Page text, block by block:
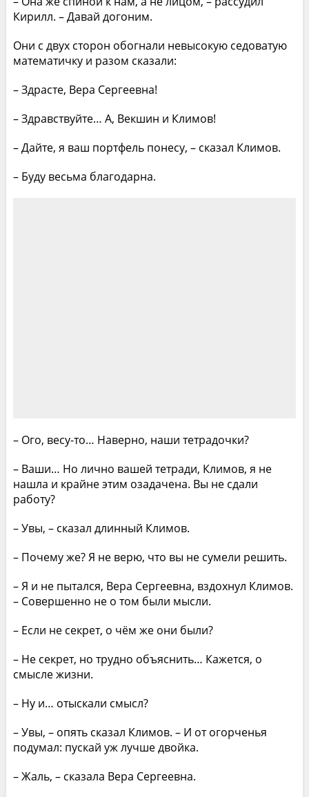
Кирилл. – Давай догоним.
Они с двух сторон обогнали невысокую седоватую
математичку и разом сказали:
– Здрасте, Вера Сергеевна!
– Здравствуйте… А, Векшин и Климов!
– Дайте, я ваш портфель понесу, – сказал Климов.
– Буду весьма благодарна.
– Ого, весу-то… Наверно, наши тетрадочки?
– Ваши… Но лично вашей тетради, Климов, я не
нашла и крайне этим озадачена. Вы не сдали
работу?
– Увы, – сказал длинный Климов.
– Почему же? Я не верю, что вы не сумели решить.
– Я и не пытался, Вера Сергеевна, вздохнул Климов.
– Совершенно не о том были мысли.
– Если не секрет, о чём же они были?
– Не секрет, но трудно объяснить… Кажется, о
смысле жизни.
– Ну и… отыскали смысл?
– Увы, – опять сказал Климов. – И от огорченья
подумал: пускай уж лучше двойка.
– Жаль, – сказала Вера Сергеевна.